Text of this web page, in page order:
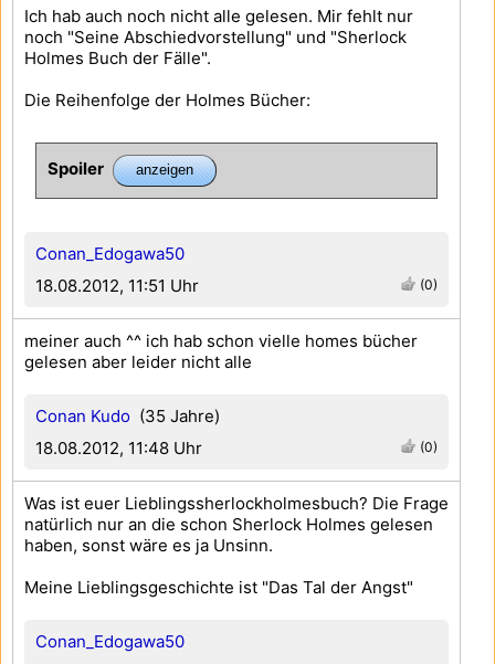
Conan_Edogawa50
18.08.2012, 11:51 Uhr
(0)
Ich hab auch noch nicht alle gelesen. Mir fehlt nur
noch "Seine Abschiedvorstellung" und "Sherlock
Holmes Buch der Fälle".
Die Reihenfolge der Holmes Bücher:
Spoiler
Conan Kudo (35 Jahre)
18.08.2012, 11:48 Uhr
(0)
meiner auch ^^ ich hab schon vielle homes bücher
gelesen aber leider nicht alle
Conan_Edogawa50
Was ist euer Lieblingssherlockholmesbuch? Die Frage
natürlich nur an die schon Sherlock Holmes gelesen
haben, sonst wäre es ja Unsinn.
Meine Lieblingsgeschichte ist "Das Tal der Angst"